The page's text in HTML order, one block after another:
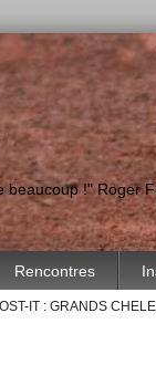
beaucoup !" Roger
Rencontres
IT : GRANDS